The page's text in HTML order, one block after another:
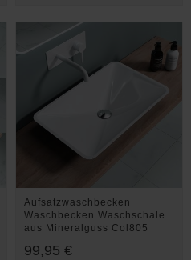
Aufsatzwaschbecken
Waschbecken Waschschale
aus Mineralguss Col805
99,95 €